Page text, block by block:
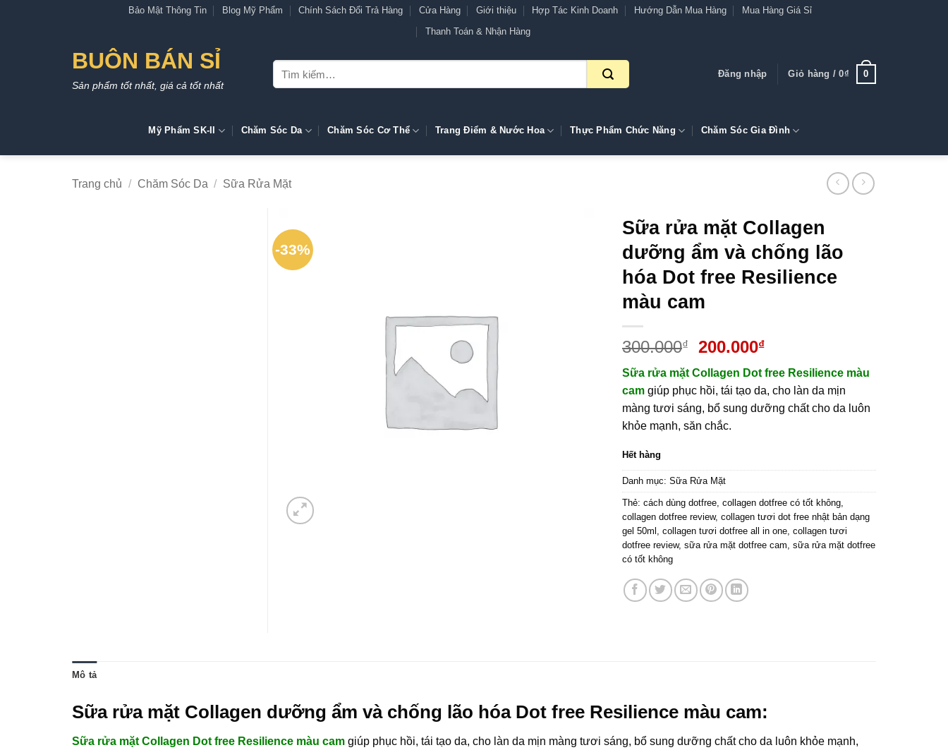
Bảo Mật Thông Tin Blog Mỹ Phẩm Chính Sách Đổi Trả Hàng Cửa Hàng Giới thiệu Hợp Tác Kinh Doanh Hướng Dẫn Mua Hàng
Mua Hàng Giá Sỉ
Thanh Toán & Nhận Hàng
BUÔN BÁN SỈ
Sản phẩm tốt nhất, giá cả tốt nhất
Tìm
kiếm:
Đăng nhập Giỏ hàng /0₫ 0
Mỹ Phẩm SK-II Chăm Sóc Da Chăm Sóc Cơ Thể Trang Điểm & Nước Hoa Thực Phẩm Chức Năng Chăm Sóc Gia Đình
Trang chủ / Chăm Sóc Da / Sữa Rửa Mặt
-33%
Sữa rửa mặt Collagen
dưỡng ẩm và chống lão
hóa Dot free Resilience
màu cam
300.000₫
Giá
là:
300.000₫.
200.000₫Giá
tại
là:
200.000₫.
Sữa rửa mặt Collagen Dot free Resilience màu
cam giúp phục hồi, tái tạo da, cho làn da mịn
màng tươi sáng, bổ sung dưỡng chất cho da luôn
khỏe mạnh, săn chắc.
Hết hàng
Danh mục: Sữa Rửa Mặt
Thẻ: cách dùng dotfree collagen dotfree có tốt không
collagen dotfree review, collagen tươi dot free nhật bản dạng
gel 50ml collagen tươi dotfree all in one collagen tươi
dotfree review, sữa rửa mặt dotfree cam sữa rửa mặt dotfree
có tốt không
Mô tả
Sữa rửa mặt Collagen dưỡng ẩm và chống lão hóa Dot free Resilience màu cam:
Sữa rửa mặt Collagen Dot free Resilience màu cam giúp phục hồi, tái tạo da, cho làn da mịn màng tươi sáng, bổ sung dưỡng chất cho da luôn khỏe mạnh,